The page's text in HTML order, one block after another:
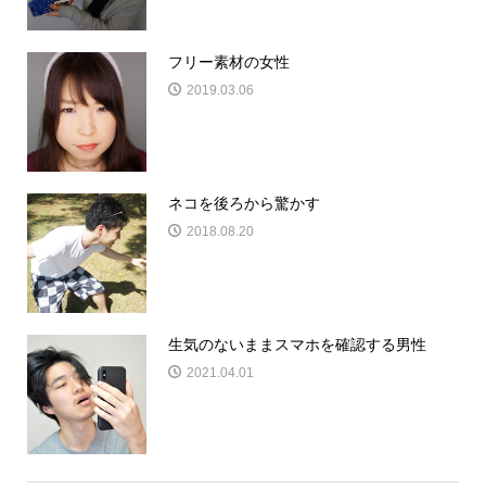
フリー素材の女性
2019.03.06
ネコを後ろから驚かす
2018.08.20
生気のないままスマホを確認する男性
2021.04.01